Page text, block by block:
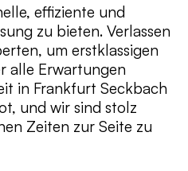
effiziente und
zu bieten. Verlassen
um erstklassigen
alle Erwartungen
in Frankfurt Seckbach
und wir sind stolz
Zeiten zur Seite zu